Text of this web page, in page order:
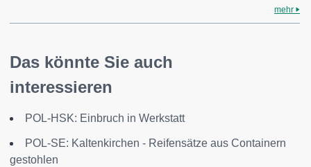
mehr
Das könnte Sie auch
interessieren
POL-HSK: Einbruch in Werkstatt
POL-SE: Kaltenkirchen - Reifensätze aus Containern
gestohlen